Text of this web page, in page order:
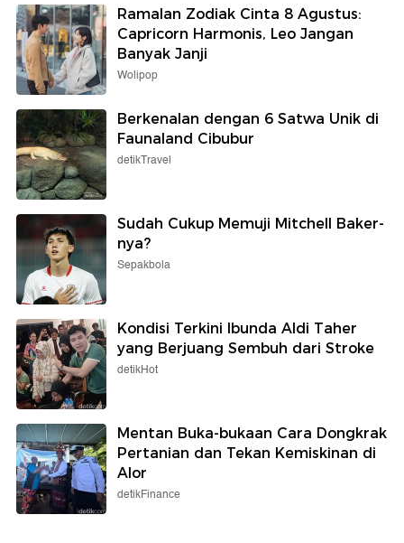
Ramalan Zodiak Cinta 8 Agustus:
Capricorn Harmonis, Leo Jangan
Banyak Janji
Wolipop
Berkenalan dengan 6 Satwa Unik di
Faunaland Cibubur
detikTravel
Sudah Cukup Memuji Mitchell Baker-
nya?
Sepakbola
Kondisi Terkini Ibunda Aldi Taher
yang Berjuang Sembuh dari Stroke
detikHot
Mentan Buka-bukaan Cara Dongkrak
Pertanian dan Tekan Kemiskinan di
Alor
detikFinance